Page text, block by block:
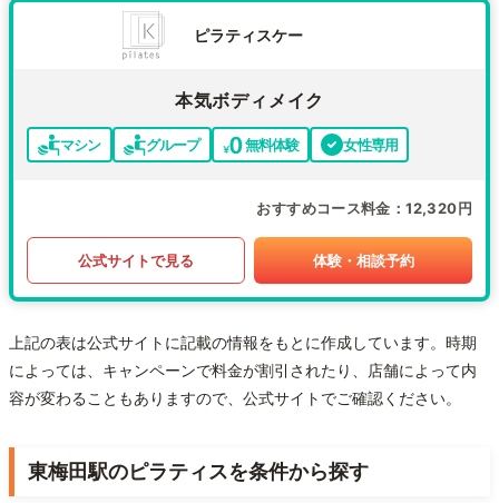
ピラティスケー
本気ボディメイク
マシン グループ 無料体験 女性専用
おすすめコース料金 12,320円
公式サイトで見る 体験・相談予約
上記の表は公式サイトに記載の情報をもとに作成しています。時期
によっては、キャンペーンで料金が割引されたり、店舗によって内
容が変わることもありますので、公式サイトでご確認ください。
東梅田駅のピラティスを条件から探す